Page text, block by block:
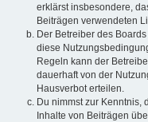
erklärst insbesondere,
Beiträgen verwendeten
Der Betreiber des
diese
Regeln kann der
dauerhaft von der
Hausverbot erteilen.
Du nimmst zur Kenntnis,
Inhalte von Beiträgen